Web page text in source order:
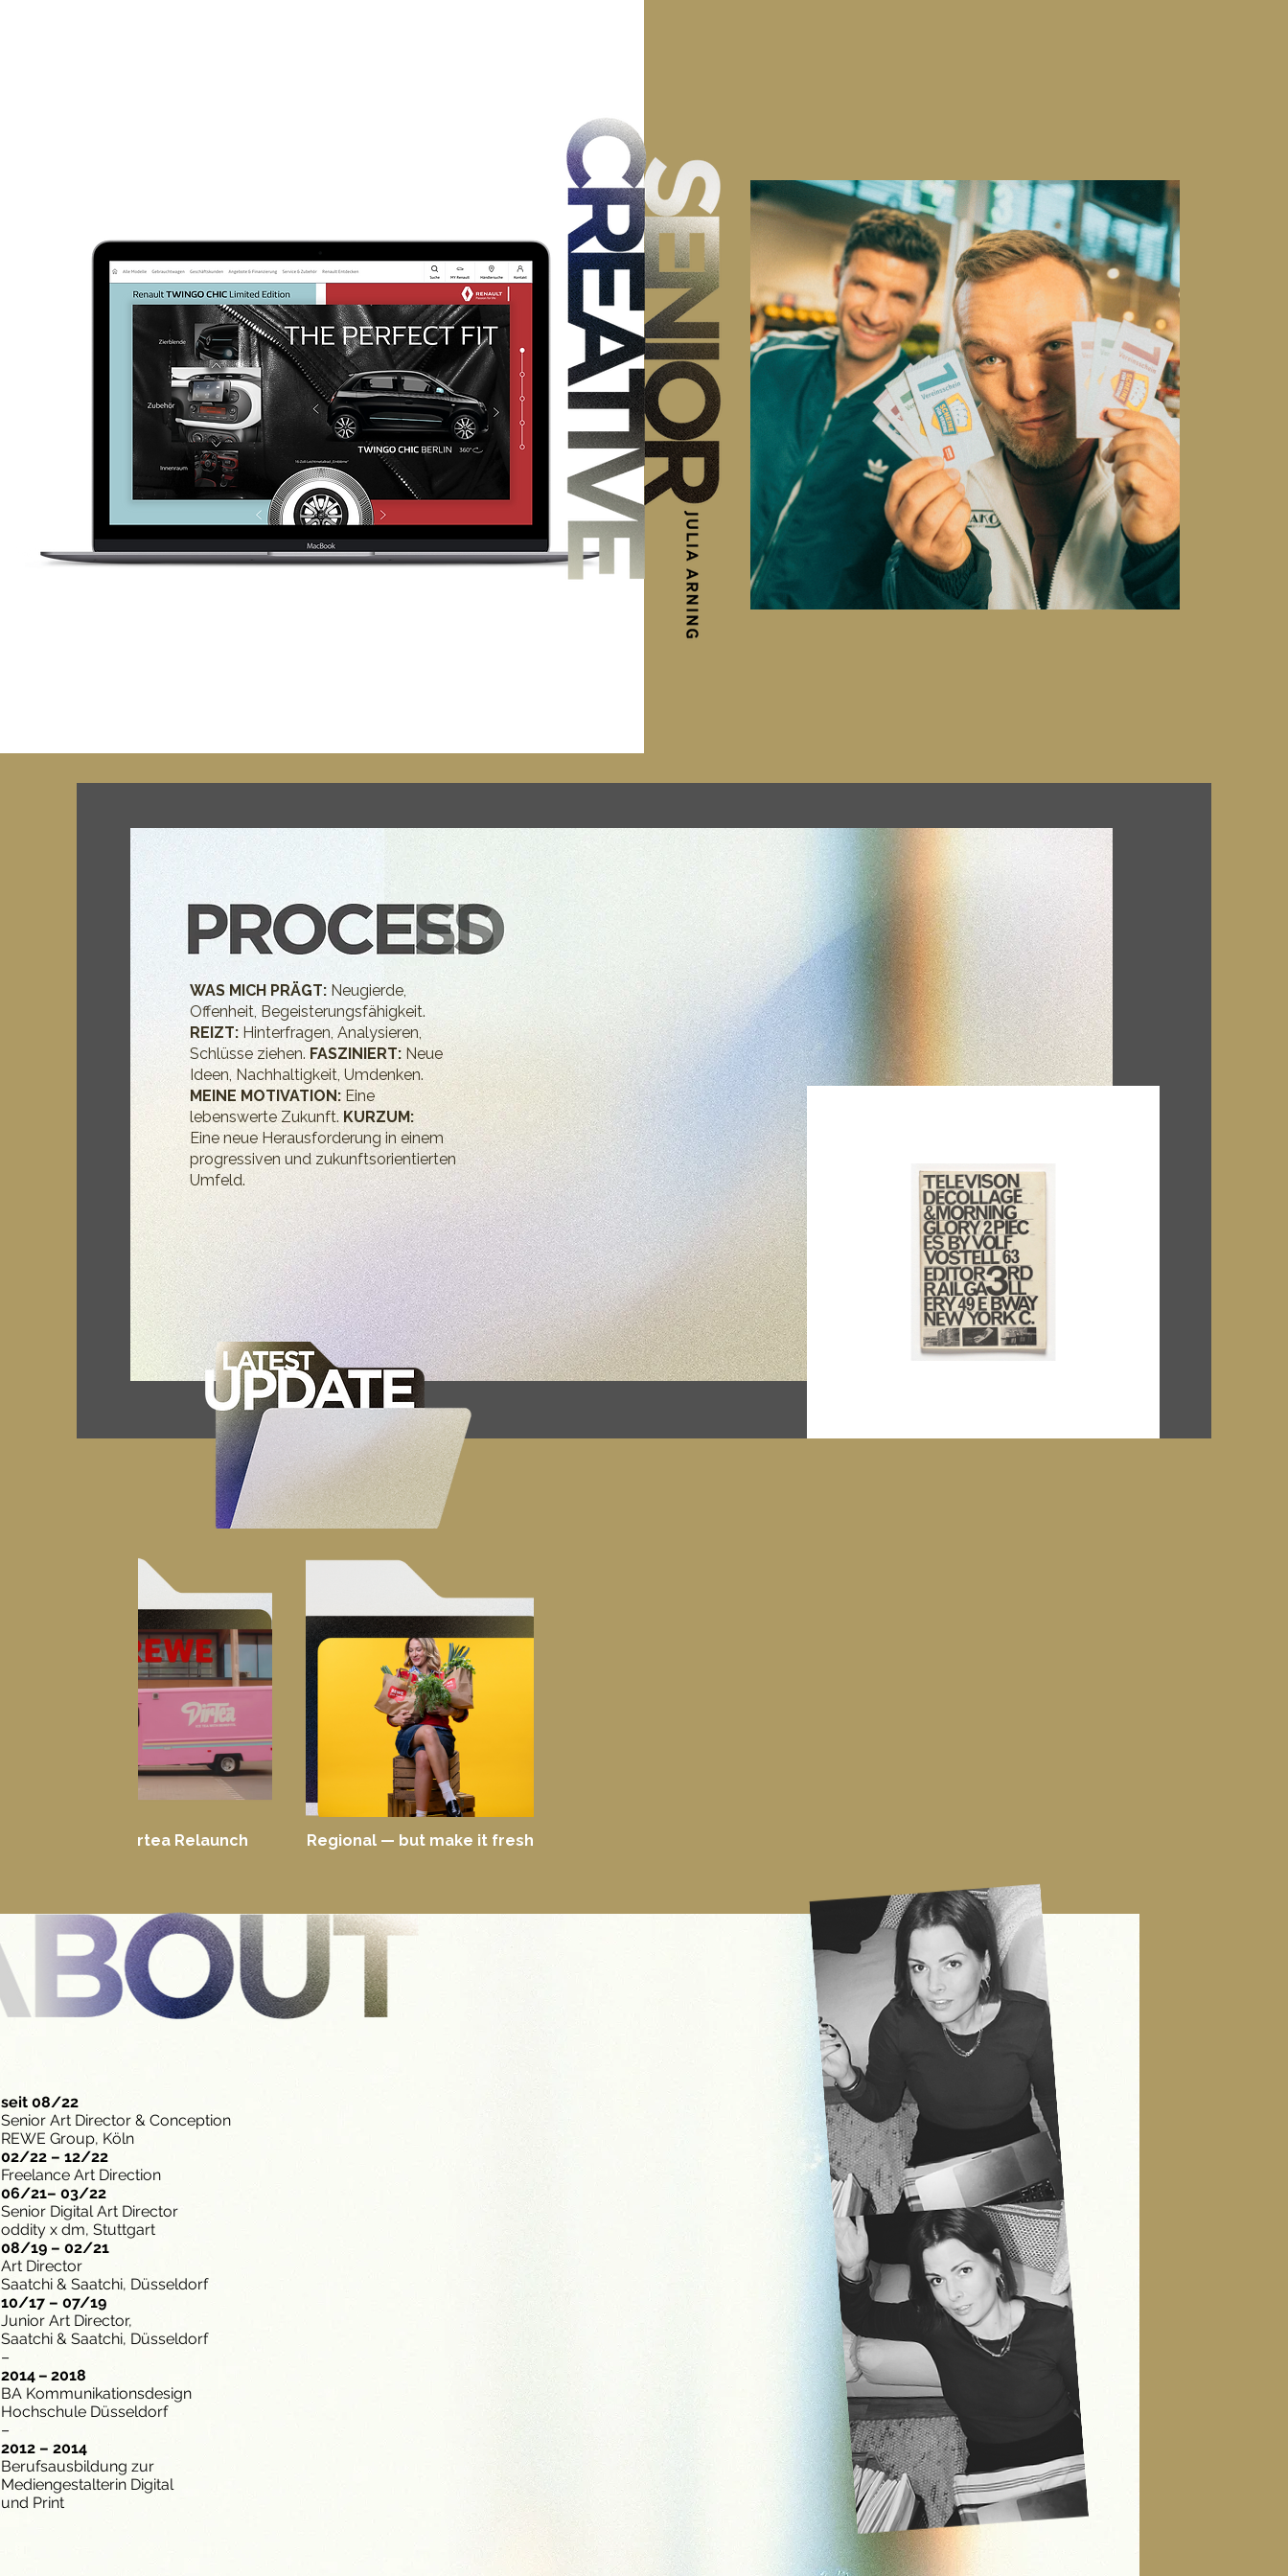
WAS MICH PRÄGT: Neugierde,
Offenheit, Begeisterungsfähigkeit.
REIZT: Hinter­fragen, Analysieren,
Schlüsse ziehen. FASZINIERT:Neue
Ideen, Nachhaltigkeit, Umdenken.
MEINE MOTIVATION: Eine
lebenswerte Zukunft. KURZUM:
Eine neue Herausforderung in einem
progressiven und zukunftsorientierten
Umfeld.
Really Dirtea Relaunch Regional — but make it fresh
seit 08/22
Senior Art Director & Conception
REWE Group, Köln
02/22 – 12/22
Freelance Art Direction
06/21– 03/22
Senior Digital Art Director
oddity x dm, Stuttgart
08/19 – 02/21
Art Director
Saatchi & Saatchi, Düsseldorf
10/17 – 07/19
Junior Art Director,
Saatchi & Saatchi, Düsseldorf
–
2014 – 2018
BA Kommunikationsdesign
Hochschule Düsseldorf
–
2012 – 2014
Berufsausbildung zur
Mediengestalterin Digital
und Print